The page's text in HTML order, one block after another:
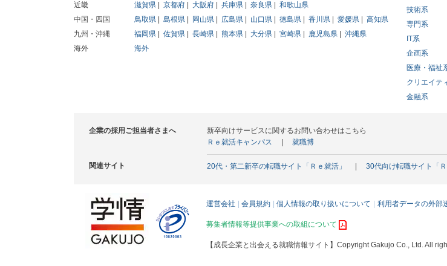
近畿
滋賀県 京都府 大阪府 兵庫県 奈良県
和歌山県
中国・四国
鳥取県 島根県 岡山県 広島県 山口県 徳島県 香川県 愛媛県
高知県
九州・沖縄
福岡県 佐賀県 長崎県 熊本県 大分県 宮崎県 鹿児島県
沖縄県
海外
海外
技術系
専門系
IT系
企画系
医療・福祉
クリエイテ
金融系
企業の採用ご担当者さまへ
新卒向けサービスに関するお問い合わせはこちら
Ｒｅ就活キャンパス
就職博
関連サイト 20代・第二新卒の転職サイト「Ｒｅ就活」 30代向け転職サイト「Ｒ
運営会社 会員規約 個人情報の取り扱いについて 利用者データの外部
募集者情報等提供事業への取組について
【成長企業と出会える就職情報サイト】 Copyright Gakujo Co., Ltd. All